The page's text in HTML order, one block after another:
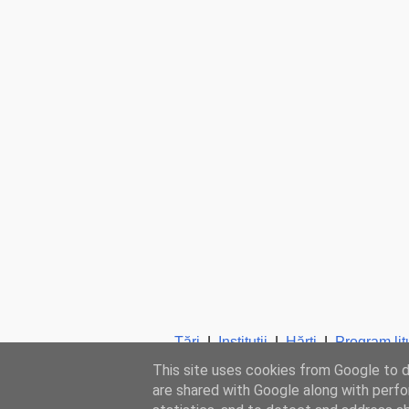
Ţări|Instituţii|Hărţi|Program
This site uses cookies from Google to
are shared with Google along with